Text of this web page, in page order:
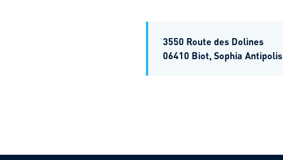
3550 Route des Dolines
06410 Biot, Sophia Antipolis